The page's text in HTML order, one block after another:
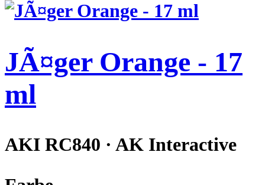
JÃ¤ger Orange - 17
ml
AKI RC840 · AK Interactive